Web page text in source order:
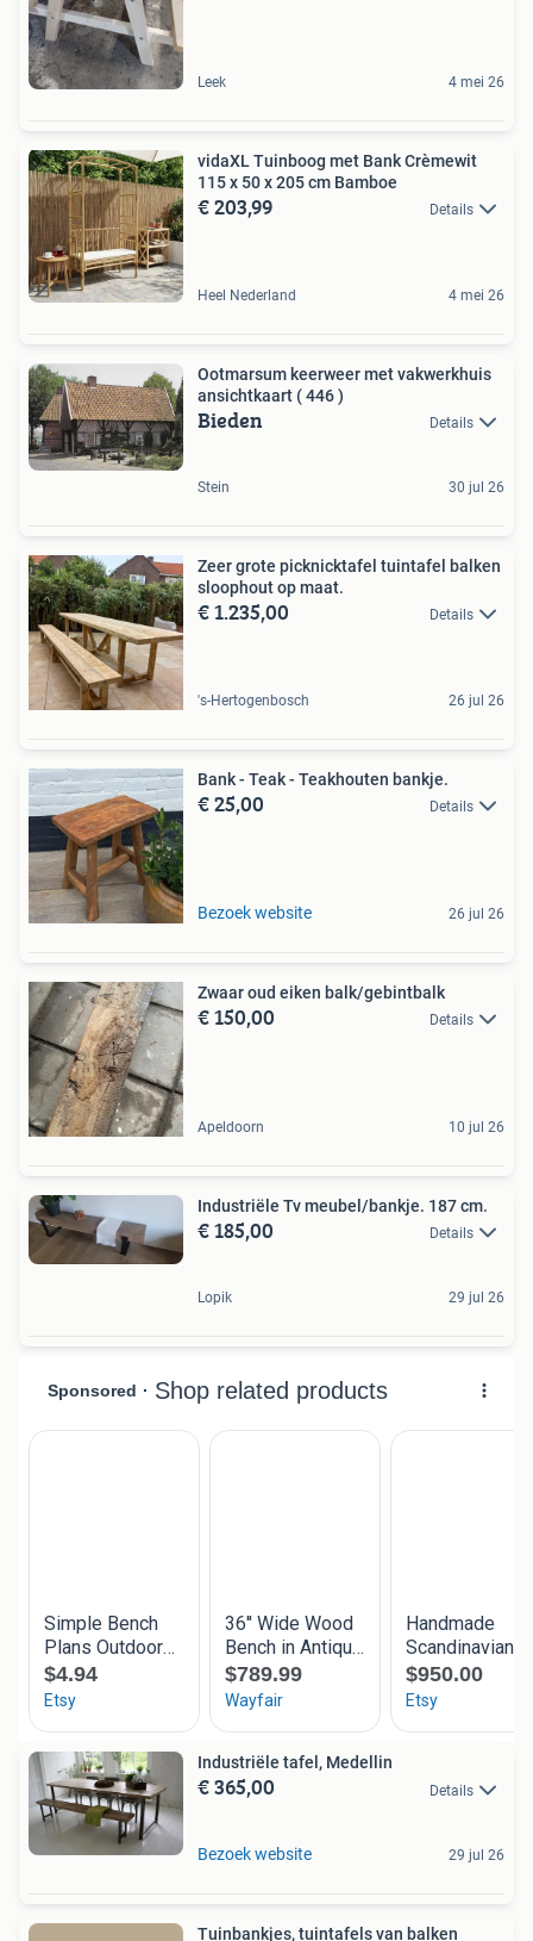
Leek 4 mei 26
vidaXL Tuinboog met Bank Crèmewit
115 x 50 x 205 cm Bamboe
€ 203,99 Details
Heel Nederland 4 mei 26
Ootmarsum keerweer met vakwerkhuis
ansichtkaart ( 446 )
Bieden Details
Stein 30 jul 26
Zeer grote picknicktafel tuintafel balken
sloophout op maat.
€ 1.235,00 Details
's-Hertogenbosch 26 jul 26
Bank - Teak - Teakhouten bankje.
€ 25,00 Details
Bezoek website 26 jul 26
Zwaar oud eiken balk/gebintbalk
€ 150,00 Details
Apeldoorn 10 jul 26
Industriële Tv meubel/bankje. 187 cm.
€ 185,00 Details
Lopik 29 jul 26
Industriële tafel, Medellin
€ 365,00 Details
Bezoek website 29 jul 26
Tuinbankjes, tuintafels van balken